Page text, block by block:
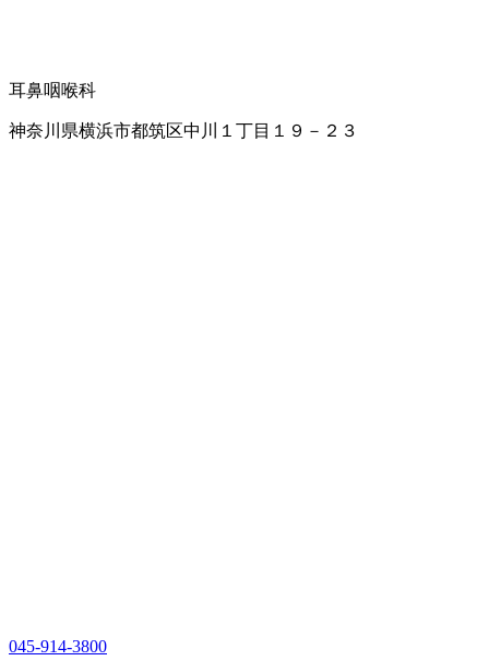
耳鼻咽喉科
神奈川県横浜市都筑区中川１丁目１９－２３
045-914-3800